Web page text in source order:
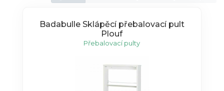
Badabulle Sklápěcí přebalovací pult
Plouf
Přebalovací pulty